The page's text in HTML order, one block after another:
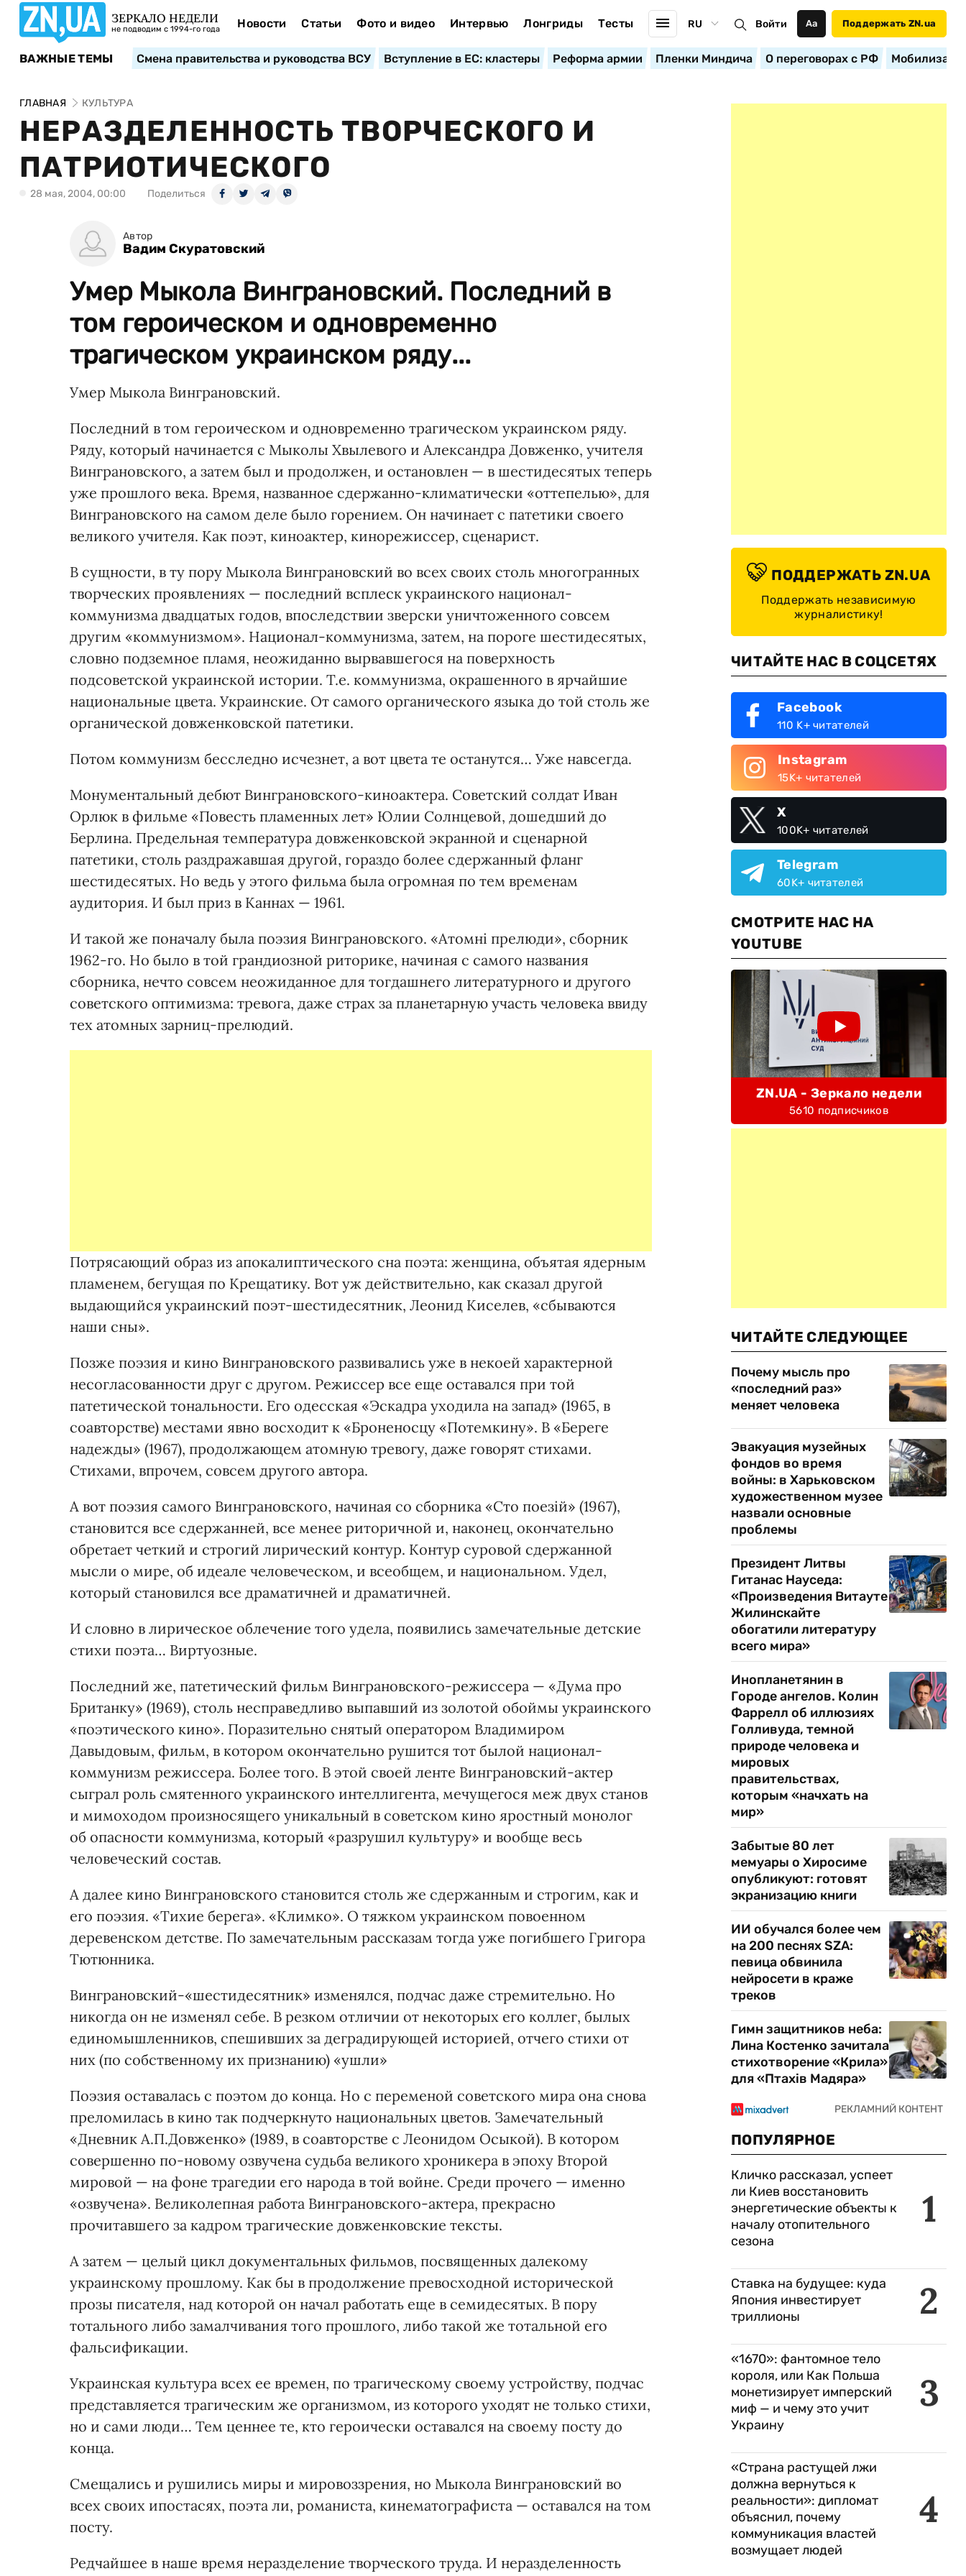
ЗЕРКАЛО НЕДЕЛИ
не подводим с 1994-го года Новости Статьи Фото и видео Интервью Лонгриды Тесты RU Войти Аа Поддержать ZN.ua
ВАЖНЫЕ ТЕМЫ Смена правительства и руководства ВСУ Вступление в ЕС: кластеры Реформа армии Пленки Миндича О переговорах с РФ
ГЛАВНАЯ КУЛЬТУРА
НЕРАЗДЕЛЕННОСТЬ ТВОРЧЕСКОГО И
ПАТРИОТИЧЕСКОГО
28 мая, 2004, 00:00 Поделиться
Автор
Вадим Скуратовский
Умер Мыкола Винграновский. Последний в
том героическом и одновременно
трагическом украинском ряду...
Умер Мыкола Винграновский.
Последний в том героическом и одновременно трагическом украинском ряду.
Ряду, который начинается с Мыколы Хвылевого и Александра Довженко, учителя
Винграновского, а затем был и продолжен, и остановлен — в шестидесятых теперь
уже прошлого века. Время, названное сдержанно-климатически «оттепелью», для
Винграновского на самом деле было горением. Он начинает с патетики своего
великого учителя. Как поэт, киноактер, кинорежиссер, сценарист.
В сущности, в ту пору Мыкола Винграновский во всех своих столь многогранных
творческих проявлениях — последний всплеск украинского национал-
коммунизма двадцатых годов, впоследствии зверски уничтоженного совсем
другим «коммунизмом». Национал-коммунизма, затем, на пороге шестидесятых,
словно подземное пламя, неожиданно вырвавшегося на поверхность
подсоветской украинской истории. Т.е. коммунизма, окрашенного в ярчайшие
национальные цвета. Украинские. От самого органического языка до той столь же
органической довженковской патетики.
Потом коммунизм бесследно исчезнет, а вот цвета те останутся… Уже навсегда.
Монументальный дебют Винграновского-киноактера. Советский солдат Иван
Орлюк в фильме «Повесть пламенных лет» Юлии Солнцевой, дошедший до
Берлина. Предельная температура довженковской экранной и сценарной
патетики, столь раздражавшая другой, гораздо более сдержанный фланг
шестидесятых. Но ведь у этого фильма была огромная по тем временам
аудитория. И был приз в Каннах — 1961.
И такой же поначалу была поэзия Винграновского. «Атомні прелюди», сборник
1962-го. Но было в той грандиозной риторике, начиная с самого названия
сборника, нечто совсем неожиданное для тогдашнего литературного и другого
советского оптимизма: тревога, даже страх за планетарную участь человека ввиду
тех атомных зарниц-прелюдий.
Потрясающий образ из апокалиптического сна поэта: женщина, объятая ядерным
пламенем, бегущая по Крещатику. Вот уж действительно, как сказал другой
выдающийся украинский поэт-шестидесятник, Леонид Киселев, «сбываются
наши сны».
Позже поэзия и кино Винграновского развивались уже в некоей характерной
несогласованности друг с другом. Режиссер все еще оставался при той
патетической тональности. Его одесская «Эскадра уходила на запад» (1965, в
соавторстве) местами явно восходит к «Броненосцу «Потемкину». В «Береге
надежды» (1967), продолжающем атомную тревогу, даже говорят стихами.
Стихами, впрочем, совсем другого автора.
А вот поэзия самого Винграновского, начиная со сборника «Сто поезій» (1967),
становится все сдержанней, все менее риторичной и, наконец, окончательно
обретает четкий и строгий лирический контур. Контур суровой сдержанной
мысли о мире, об идеале человеческом, и всеобщем, и национальном. Удел,
который становился все драматичней и драматичней.
И словно в лирическое облечение того удела, появились замечательные детские
стихи поэта… Виртуозные.
Последний же, патетический фильм Винграновского-режиссера — «Дума про
Британку» (1969), столь несправедливо выпавший из золотой обоймы украинского
«поэтического кино». Поразительно снятый оператором Владимиром
Давыдовым, фильм, в котором окончательно рушится тот былой национал-
коммунизм режиссера. Более того. В этой своей ленте Винграновский-актер
сыграл роль смятенного украинского интеллигента, мечущегося меж двух станов
и мимоходом произносящего уникальный в советском кино яростный монолог
об опасности коммунизма, который «разрушил культуру» и вообще весь
человеческий состав.
А далее кино Винграновского становится столь же сдержанным и строгим, как и
его поэзия. «Тихие берега». «Климко». О тяжком украинском повоенном
деревенском детстве. По замечательным рассказам тогда уже погибшего Григора
Тютюнника.
Винграновский-«шестидесятник» изменялся, подчас даже стремительно. Но
никогда он не изменял себе. В резком отличии от некоторых его коллег, былых
единомышленников, спешивших за деградирующей историей, отчего стихи от
них (по собственному их признанию) «ушли»
Поэзия оставалась с поэтом до конца. Но с переменой советского мира она снова
преломилась в кино так подчеркнуто национальных цветов. Замечательный
«Дневник А.П.Довженко» (1989, в соавторстве с Леонидом Осыкой). В котором
совершенно по-новому озвучена судьба великого хроникера в эпоху Второй
мировой — на фоне трагедии его народа в той войне. Среди прочего — именно
«озвучена». Великолепная работа Винграновского-актера, прекрасно
прочитавшего за кадром трагические довженковские тексты.
А затем — целый цикл документальных фильмов, посвященных далекому
украинскому прошлому. Как бы в продолжение превосходной исторической
прозы писателя, над которой он начал работать еще в семидесятых. В пору
тотального либо замалчивания того прошлого, либо такой же тотальной его
фальсификации.
Украинская культура всех ее времен, по трагическому своему устройству, подчас
представляется трагическим же организмом, из которого уходят не только стихи,
но и сами люди… Тем ценнее те, кто героически оставался на своему посту до
конца.
Смещались и рушились миры и мировоззрения, но Мыкола Винграновский во
всех своих ипостасях, поэта ли, романиста, кинематографиста — оставался на том
посту.
Редчайшее в наше время неразделение творческого труда. И неразделенность
ПОДДЕРЖАТЬ ZN.UA
Поддержать независимую
журналистику!
ЧИТАЙТЕ НАС В СОЦСЕТЯХ
Facebook
110 K+ читателей
Instagram
15K+ читателей
X
100K+ читателей
Telegram
60K+ читателей
СМОТРИТЕ НАС НА
YOUTUBE
ZN.UA - Зеркало недели
5610 подписчиков
ЧИТАЙТЕ СЛЕДУЮЩЕЕ
Почему мысль про
«последний раз»
меняет человека
Эвакуация музейных
фондов во время
войны: в Харьковском
художественном музее
назвали основные
проблемы
Президент Литвы
Гитанас Науседа:
«Произведения Витауте
Жилинскайте
обогатили литературу
всего мира»
Инопланетянин в
Городе ангелов. Колин
Фаррелл об иллюзиях
Голливуда, темной
природе человека и
мировых
правительствах,
которым «начхать на
мир»
Забытые 80 лет
мемуары о Хиросиме
опубликуют: готовят
экранизацию книги
ИИ обучался более чем
на 200 песнях SZA:
певица обвинила
нейросети в краже
треков
Гимн защитников неба:
Лина Костенко зачитала
стихотворение «Крила»
для «Птахів Мадяра»
ПОПУЛЯРНОЕ
1
Кличко рассказал, успеет
ли Киев восстановить
энергетические объекты к
началу отопительного
сезона
2
Ставка на будущее: куда
Япония инвестирует
триллионы
3
«1670»: фантомное тело
короля, или Как Польша
монетизирует имперский
миф — и чему это учит
Украину
4
«Страна растущей лжи
должна вернуться к
реальности»: дипломат
объяснил, почему
коммуникация властей
возмущает людей